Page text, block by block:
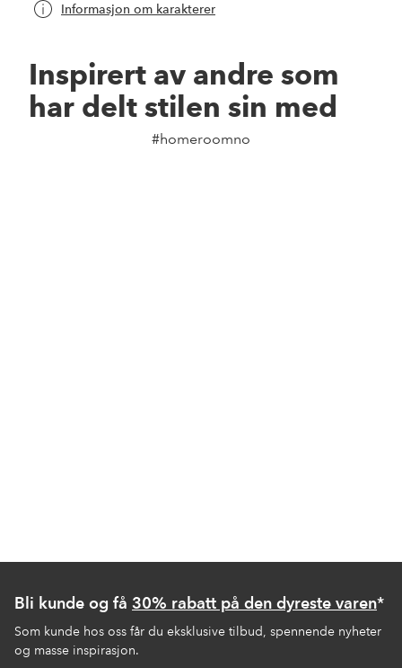
Informasjon om karakterer
Inspirert av andre som
har delt stilen sin med
#homeroomno
Bli kunde og få 30% rabatt på den dyreste varen*
Som kunde hos oss får du eksklusive tilbud, spennende nyheter
og masse inspirasjon.